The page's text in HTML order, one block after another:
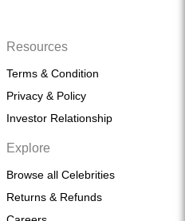
Resources
Terms & Condition
Privacy & Policy
Investor Relationship
Explore
Browse all Celebrities
Returns & Refunds